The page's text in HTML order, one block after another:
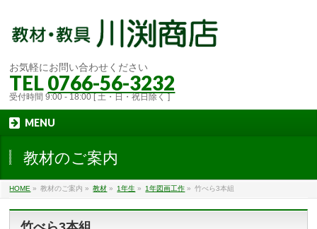
お気軽にお問い合わせください
TEL0766-56-3232
受付時間 9:00 - 18:00 [ 土・日・祝日除く ]
MENU
教材のご案内
HOME » 教材のご案内 » 教材 » 1年生 » 1年図画工作 » 竹べら3本組